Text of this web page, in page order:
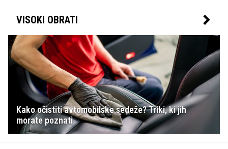
VISOKI OBRATI
Kako očistiti avtomobilske sedeže? Triki, ki jih
morate poznati